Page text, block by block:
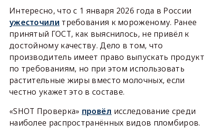
Интересно, что с 1 января 2026 года в России
ужесточили требования к мороженому. Ранее
принятый ГОСТ, как выяснилось, не привёл к
достойному качеству. Дело в том, что
производитель имеет право выпускать продукт
по требованиям, но при этом использовать
растительные жиры вместо молочных, если
честно укажет это в составе.
«SHOT Проверка» провёл исследование среди
наиболее распространённых видов пломбиров.